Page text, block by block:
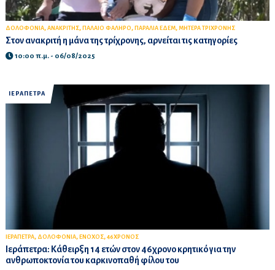
ΔΟΛΟΦΟΝΙΑ, ΑΝΑΚΡΙΤΗΣ, ΠΑΛΑΙΟ ΦΑΛΗΡΟ, ΠΑΡΑΛΙΑ ΕΔΕΜ, ΜΗΤΕΡΑ ΤΡΙΧΡΟΝΗΣ
Στον ανακριτή η μάνα της τρίχρονης, αρνείται τις κατηγορίες
10:00 π.μ. - 06/08/2025
ΙΕΡΑΠΕΤΡΑ
ΙΕΡΑΠΕΤΡΑ, ΔΟΛΟΦΟΝΙΑ, ΕΝΟΧΟΣ, 46ΧΡΟΝΟΣ
Ιεράπετρα: Κάθειρξη 14 ετών στον 46χρονο κρητικό για την
ανθρωποκτονία του καρκινοπαθή φίλου του